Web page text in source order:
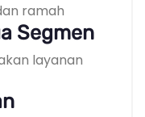
ramah
Segmen
layanan